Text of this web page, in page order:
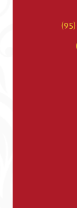
(95)